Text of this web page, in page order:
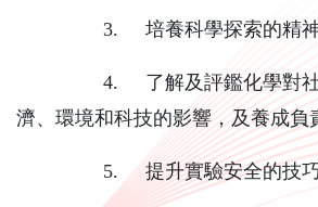
3. 培養科學探索的精神
4. 了解及評鑑化學對社會
濟、環境和科技的影響，及養成負
5. 提升實驗安全的技巧和